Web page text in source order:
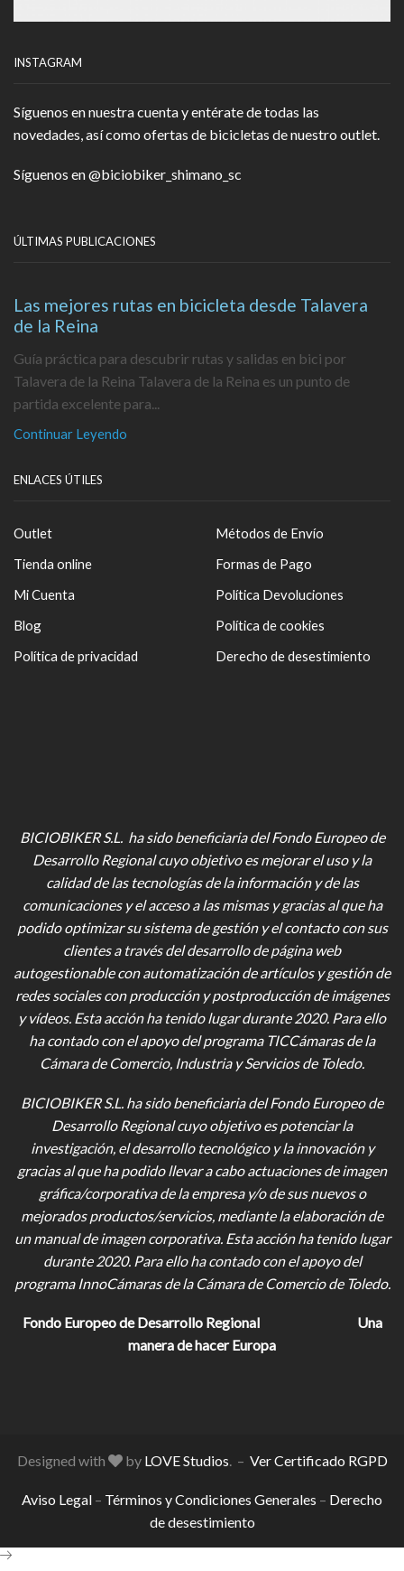
INSTAGRAM
Síguenos en nuestra cuenta y entérate de todas las
novedades, así como ofertas de bicicletas de nuestro outlet.
Síguenos en@biciobiker_shimano_sc
ÚLTIMAS PUBLICACIONES
Las mejores rutas en bicicleta desde Talavera
de la Reina
Guía práctica para descubrir rutas y salidas en bici por
Talavera de la Reina Talavera de la Reina es un punto de
partida excelente para...
Continuar Leyendo
ENLACES ÚTILES
Outlet
Tienda online
Mi Cuenta
Blog
Política de privacidad
Métodos de Envío
Formas de Pago
Política Devoluciones
Política de cookies
Derecho de desestimiento
BICIOBIKER S.L. ha sido beneficiaria del Fondo Europeo de
Desarrollo Regional cuyo objetivo es mejorar el uso y la
calidad de las tecnologías de la información y de las
comunicaciones y el acceso a las mismas y gracias al que ha
podido optimizar su sistema de gestión y el contacto con sus
clientes a través del desarrollo de página web
autogestionable con automatización de artículos y gestión de
redes sociales con producción y postproducción de imágenes
y vídeos. Esta acción ha tenido lugar durante 2020. Para ello
ha contado con el apoyo del programa TICCámaras de la
Cámara de Comercio, Industria y Servicios de Toledo.
BICIOBIKER S.L. ha sido beneficiaria del Fondo Europeo de
Desarrollo Regional cuyo objetivo es potenciar la
investigación, el desarrollo tecnológico y la innovación y
gracias al que ha podido llevar a cabo actuaciones de imagen
gráfica/corporativa de la empresa y/o de sus nuevos o
mejorados productos/servicios, mediante la elaboración de
un manual de imagen corporativa. Esta acción ha tenido lugar
durante 2020. Para ello ha contado con el apoyo del
programa InnoCámaras de la Cámara de Comercio de Toledo.
Fondo Europeo de Desarrollo Regional
Una
manera de hacer Europa
Designed with by LOVE Studios . – Ver Certificado RGPD
Aviso Legal – Términos y Condiciones Generales – Derecho
de desestimiento